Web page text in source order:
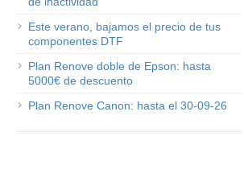
Este verano, bajamos el precio de tus
componentes DTF
Plan Renove doble de Epson: hasta
5000€ de descuento
Plan Renove Canon: hasta el 30-09-26